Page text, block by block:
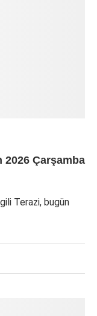
2026 Çarşamba
Terazi, bugün